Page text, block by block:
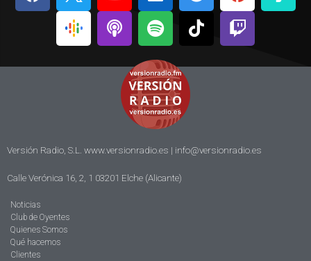
Versión Radio, S.L. www.versionradio.es | info@versionradio.es
Calle Verónica 16, 2, 1 03201 Elche (Alicante)
Noticias
Club de Oyentes
Quienes Somos
Qué hacemos
Clientes